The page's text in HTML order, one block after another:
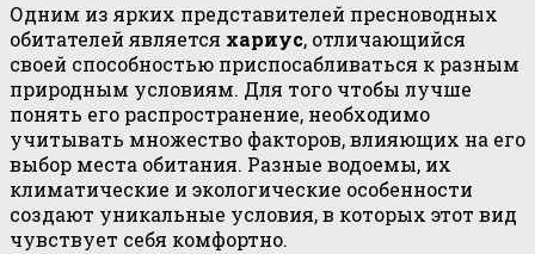
Одним из ярких представителей пресноводных
обитателей является хариус, отличающийся
своей способностью приспосабливаться к разным
природным условиям. Для того чтобы лучше
понять его распространение, необходимо
учитывать множество факторов, влияющих на его
выбор места обитания. Разные водоемы, их
климатические и экологические особенности
создают уникальные условия, в которых этот вид
чувствует себя комфортно.